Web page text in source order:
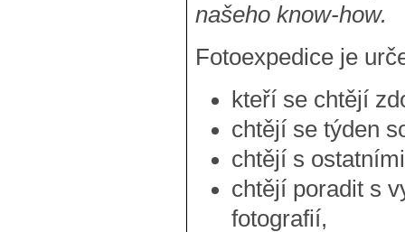
našeho know-how.
Fotoexpedice je
kteří se chtějí
chtějí se týden
chtějí s
chtějí poradit s
fotografií,